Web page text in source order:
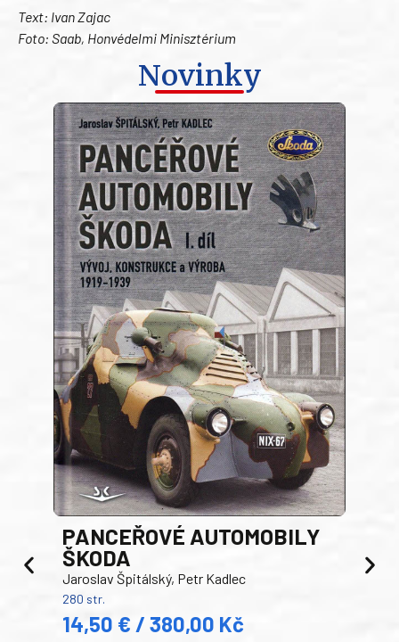
Text: Ivan Zajac
Foto: Saab, Honvédelmi Minisztérium
Novinky
PANCEŘOVÉ AUTOMOBILY
ŠKODA
Jaroslav Špitálský, Petr Kadlec
280 str.
14,50 € / 380,00 Kč